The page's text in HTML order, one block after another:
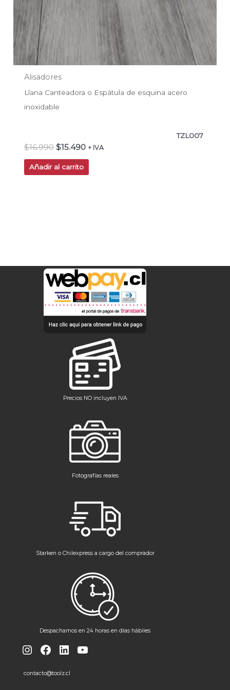
Alisadores
Llana Canteadora o Espátula de esquina acero
inoxidable
TZL007
$16.990 $15.490 + IVA
Añadir al carrito
Precios NO incluyen IVA
Fotografías reales
Starken o Chilexpress a cargo del comprador
Despachamos en 24 horas en días hábiles
contacto@toolz.cl